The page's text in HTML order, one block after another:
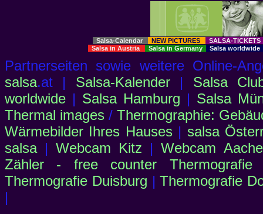
Salsa-Calendar NEW PICTURES
SALSA-
Salsa in Austria
Salsa in Germany Salsa worldwide
Partnerseiten sowie weitere Online-
salsa.at | Salsa-Kalender| Salsa
worldwide | Salsa Hamburg | Salsa
Thermal images / Thermographie:
Wärmebilder Ihres Hauses| salsa
salsa|Webcam Kitz |Webcam
Zähler - free counter Thermografie
Thermografie Duisburg |Thermografie
|